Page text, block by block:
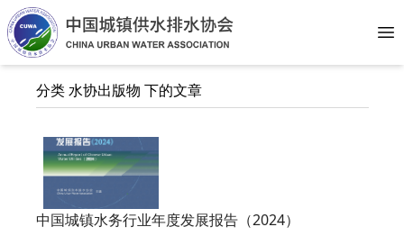
分类 水协出版物 下的文章
中国城镇水务行业年度发展报告（2024）